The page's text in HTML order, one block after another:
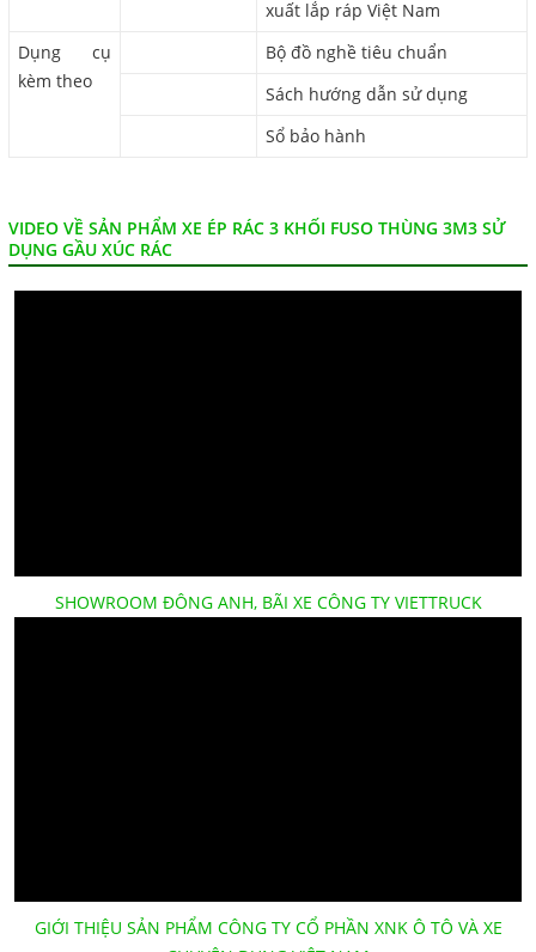
xuất lắp ráp Việt Nam
Dụng cụ
kèm theo
Bộ đồ nghề tiêu chuẩn
Sách hướng dẫn sử dụng
Sổ bảo hành
VIDEO VỀ SẢN PHẨM XE ÉP RÁC 3 KHỐI FUSO THÙNG 3M3 SỬ
DỤNG GẦU XÚC RÁC
SHOWROOM ĐÔNG ANH, BÃI XE CÔNG TY VIETTRUCK
GIỚI THIỆU SẢN PHẨM CÔNG TY CỔ PHẦN XNK Ô TÔ VÀ XE